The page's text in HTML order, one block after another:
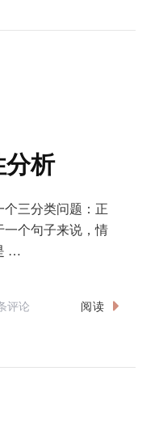
分析
三分类问题：正
一个句子来说，情
…
评论 阅读